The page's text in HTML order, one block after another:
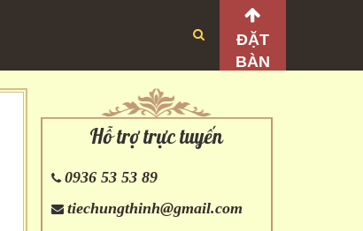
ĐẶT
BÀN
Hỗ trợ trực tuyến
0936 53 53 89
tiechungthinh@gmail.com